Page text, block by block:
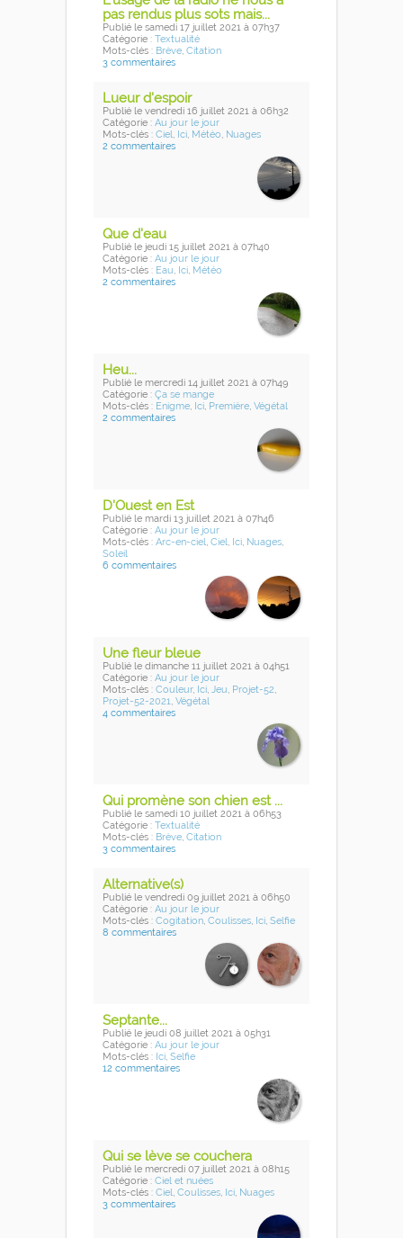
pas rendus plus sots mais...
Publié le samedi 17 juillet 2021 à 07h37
Catégorie : Textualité
Mots-clés : Brève, Citation
3 commentaires
Lueur d'espoir
Publié le vendredi 16 juillet 2021 à 06h32
Catégorie : Au jour le jour
Mots-clés : Ciel, Ici, Météo, Nuages
2 commentaires
Que d'eau
Publié le jeudi 15 juillet 2021 à 07h40
Catégorie : Au jour le jour
Mots-clés : Eau, Ici, Météo
2 commentaires
Heu...
Publié le mercredi 14 juillet 2021 à 07h49
Catégorie : Ça se mange
Mots-clés : Enigme, Ici, Première, Végétal
2 commentaires
D'Ouest en Est
Publié le mardi 13 juillet 2021 à 07h46
Catégorie : Au jour le jour
Mots-clés : Arc-en-ciel, Ciel, Ici, Nuages,
Soleil
6 commentaires
Une fleur bleue
Publié le dimanche 11 juillet 2021 à 04h51
Catégorie : Au jour le jour
Mots-clés : Couleur, Ici, Jeu, Projet-52,
Projet-52-2021, Végétal
4 commentaires
Qui promène son chien est ...
Publié le samedi 10 juillet 2021 à 06h53
Catégorie : Textualité
Mots-clés : Brève, Citation
3 commentaires
Alternative(s)
Publié le vendredi 09 juillet 2021 à 06h50
Catégorie : Au jour le jour
Mots-clés : Cogitation, Coulisses, Ici, Selfie
8 commentaires
Septante...
Publié le jeudi 08 juillet 2021 à 05h31
Catégorie : Au jour le jour
Mots-clés : Ici, Selfie
12 commentaires
Qui se lève se couchera
Publié le mercredi 07 juillet 2021 à 08h15
Catégorie : Ciel et nuées
Mots-clés : Ciel, Coulisses, Ici, Nuages
3 commentaires